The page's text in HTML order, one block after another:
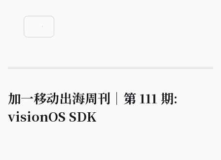
加一移动出海周刊｜第 111 期:
visionOS SDK